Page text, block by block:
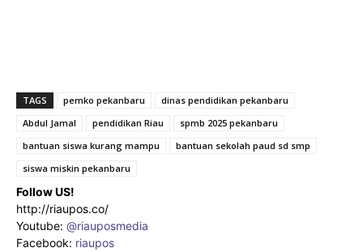
TAGS pemko pekanbaru
dinas pendidikan pekanbaru
Abdul Jamal
pendidikan Riau
spmb 2025 pekanbaru
bantuan siswa kurang mampu
bantuan sekolah paud sd smp
siswa miskin pekanbaru
Follow US!
http://riaupos.co/
Youtube: @riauposmedia
Facebook: riaupos